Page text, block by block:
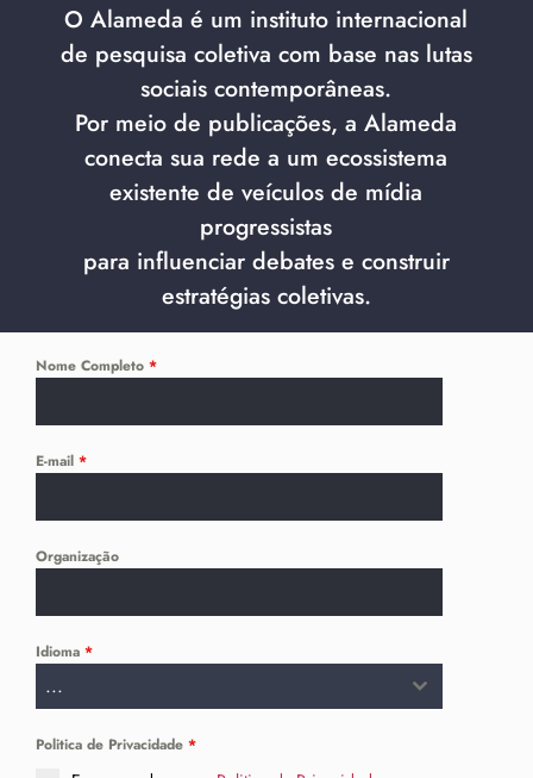
O Alameda é um instituto internacional
de pesquisa coletiva com base nas lutas
sociais contemporâneas.
Por meio de publicações, a Alameda
conecta sua rede a um ecossistema
existente de veículos de mídia
progressistas
para influenciar debates e construir
estratégias coletivas.
Nome Completo *
E-mail *
Organização
Idioma *
...
Politica de Privacidade *